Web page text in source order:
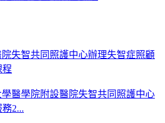
失智共同照護中心辦理失智症照顧
程
學醫學院附設醫院失智共同照護中心
2...